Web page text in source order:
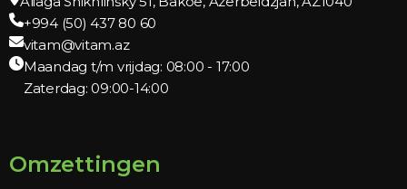
+994 (50) 437 80 60
vitam@vitam.az
Maandag t/m vrijdag: 08:00 - 17:00
Zaterdag: 09:00-14:00
Omzettingen